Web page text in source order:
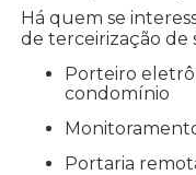
Há quem se
de terceirização de
porteiro eletrônico com câmera para
condomínio
portaria